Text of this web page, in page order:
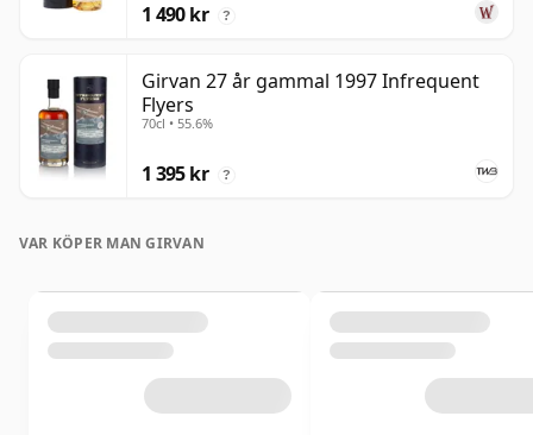
1 490 kr ?
Girvan 27 år gammal 1997 Infrequent
Flyers
70cl • 55.6%
1 395 kr ?
VAR KÖPER MAN GIRVAN